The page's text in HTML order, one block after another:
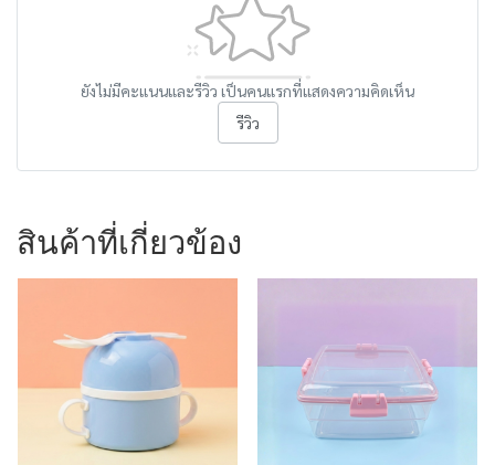
ยังไม่มีคะแนนและรีวิว เป็นคนแรกที่แสดงความคิดเห็น
รีวิว
สินค้าที่เกี่ยวข้อง